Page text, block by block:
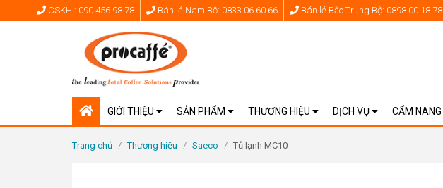
CSKH : 090.456.98.78 Bán lẻ Nam Bộ: 0833.06.60.66 Bán lẻ Bắc Trung Bộ: 0898.00.18.78
GIỚI THIỆU SẢN PHẨM THƯƠNG HIỆU DỊCH VỤ CẨM NANG
Trang chủ / Thương hiệu / Saeco / Tủ lạnh MC10